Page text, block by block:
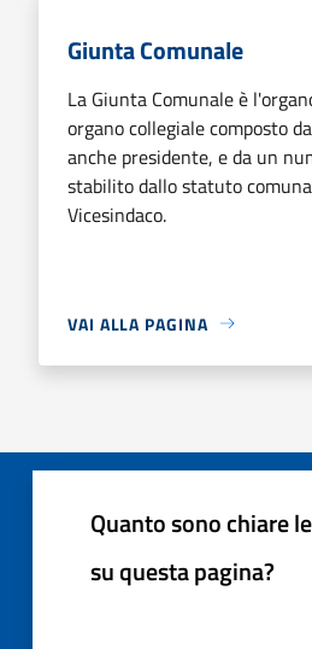
Giunta Comunale
La Giunta Comunale è
organo collegiale composto
anche presidente, e da un
stabilito dallo statuto
Vicesindaco.
VAI ALLA PAGINA
Quanto sono chiare
su questa pagina?